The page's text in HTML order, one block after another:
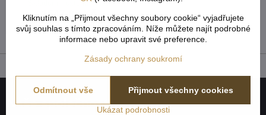
Skladem - externí sklad
1547,83 Kč
1279,20 Kčbez DPH
Naše společnost
Kliknutím na „Přijmout všechny soubory cookie“ vyjadřujete
svůj souhlas s tímto zpracováním. Níže můžete najít podrobné
informace nebo upravit své preference.
Zásady ochrany soukromí
Ukázat podrobnosti
Přijmout všechny cookies
Odmítnout vše